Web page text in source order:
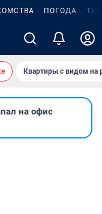
ПОГОДА
Квартиры с видом на
на офис